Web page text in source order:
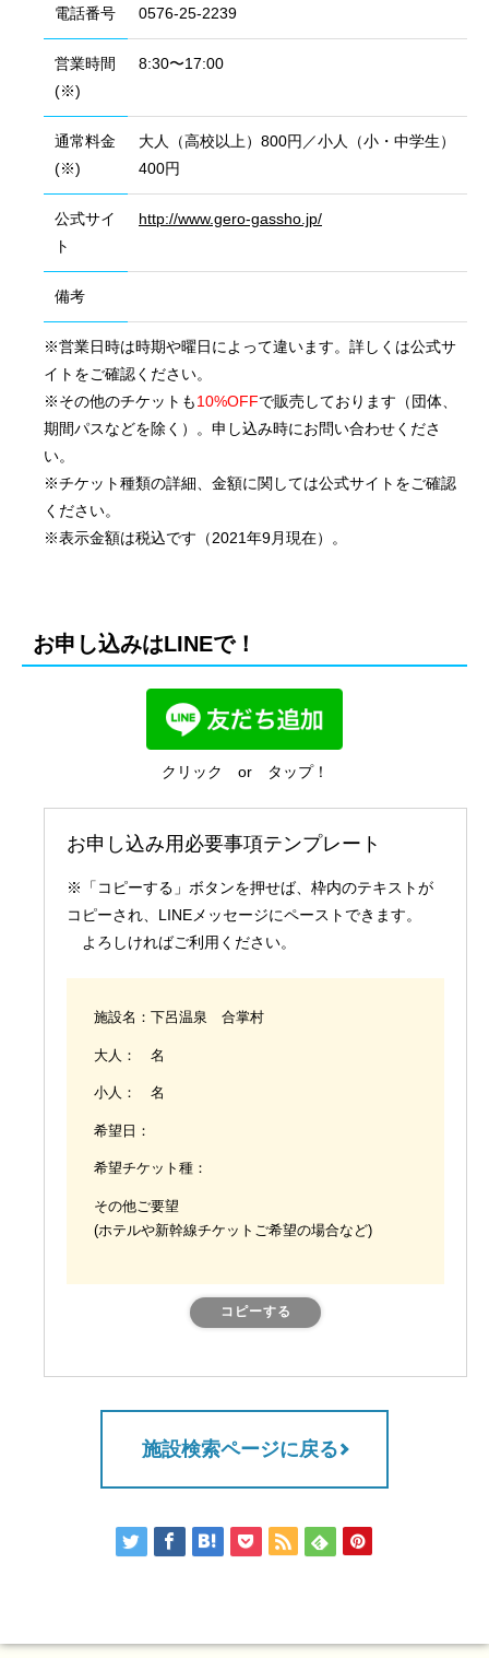
国際業務
電話番号 0576-25-2239
営業時間
(※)
8:30〜17:00
通常料金
(※)
大人（高校以上）800円／小人（小・中学生）
400円
公式サイ
ト
http://www.gero-gassho.jp/
備考
※営業日時は時期や曜日によって違います。詳しくは公式サ
イトをご確認ください。
※その他のチケットも10%OFFで販売しております（団体、
期間パスなどを除く）。申し込み時にお問い合わせくださ
い。
※チケット種類の詳細、金額に関しては公式サイトをご確認
ください。
※表示金額は税込です（2021年9月現在）。
お申し込みはLINEで！
クリック or タップ！
お申し込み用必要事項テンプレート
※「コピーする」ボタンを押せば、枠内のテキストが
コピーされ、LINEメッセージにペーストできます。
よろしければご利用ください。
施設名：下呂温泉 合掌村
大人： 名
小人： 名
希望日：
希望チケット種：
その他ご要望
(ホテルや新幹線チケットご希望の場合など)
コピーする
施設検索ページに戻る